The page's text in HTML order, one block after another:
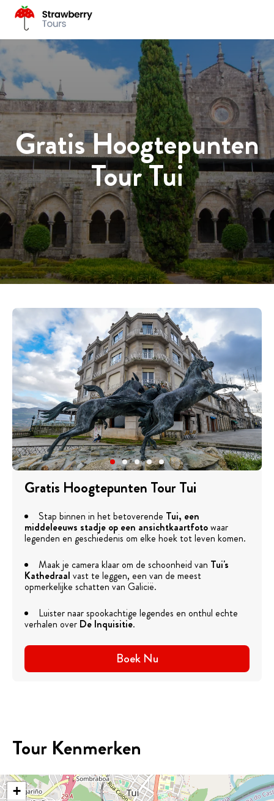
Gratis Hoogtepunten
Tour Tui
Gratis Hoogtepunten Tour Tui
Stap binnen in het betoverende Tui, een
middeleeuws stadje op een ansichtkaartfotowaar
legenden en geschiedenis om elke hoek tot leven komen.
Maak je camera klaar om de schoonheid van Tui's
Kathedraal vast te leggen, een van de meest
opmerkelijke schatten van Galicië.
Luister naar spookachtige legendes en onthul echte
verhalen over De Inquisitie.
Boek Nu
Tour Kenmerken
+